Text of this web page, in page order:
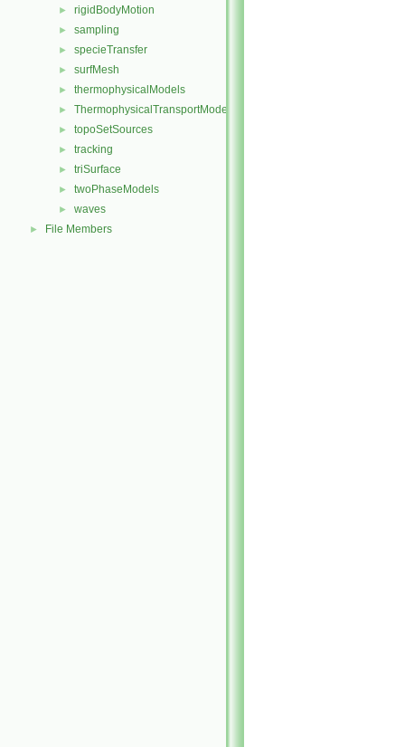
► rigidBodyMotion
► sampling
► specieTransfer
► surfMesh
► thermophysicalModels
► ThermophysicalTransportModels
► topoSetSources
► tracking
► triSurface
► twoPhaseModels
► waves
► File Members